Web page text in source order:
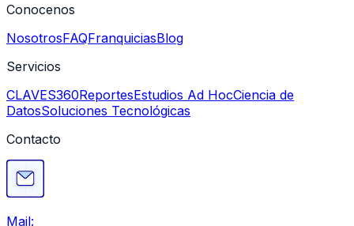
Conocenos
NosotrosFAQFranquiciasBlog
Servicios
CLAVES360ReportesEstudios Ad HocCiencia de
DatosSoluciones Tecnológicas
Contacto
Mail: